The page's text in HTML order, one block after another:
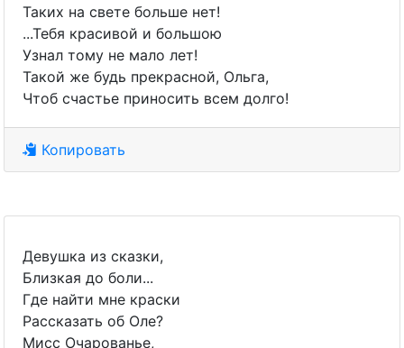
Таких на свете больше нет!
...Тебя красивой и большою
Узнал тому не мало лет!
Такой же будь прекрасной, Ольга,
Чтоб счастье приносить всем долго!
Копировать
Девушка из сказки,
Близкая до боли...
Где найти мне краски
Рассказать об Оле?
Мисс Очарованье,